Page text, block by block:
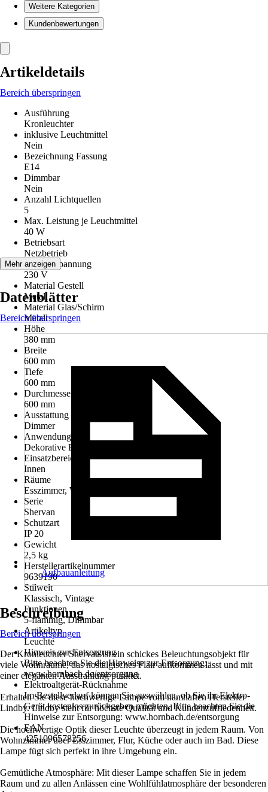
Weitere Kategorien
Kundenbewertungen
Artikeldetails
Bereich überspringen
Ausführung
Kronleuchter
inklusive Leuchtmittel
Nein
Bezeichnung Fassung
E14
Dimmbar
Nein
Anzahl Lichtquellen
5
Max. Leistung je Leuchtmittel
40 W
Betriebsart
Netzbetrieb
Betriebsspannung
230 V
Material Gestell
Metall
Material Glas/Schirm
Metall
Höhe
380 mm
Breite
600 mm
Tiefe
600 mm
Durchmesser
600 mm
Ausstattung
Dimmer
Anwendung
Dekorative Beleuchtung, Funktionale Beleuchtung
Einsatzbereich
Innen
Räume
Esszimmer, Wohnzimmer
Serie
Shervan
Schutzart
IP 20
Gewicht
2,5 kg
Herstellerartikelnummer
9639190
Stilwelt
Klassisch, Vintage
Funktionen
5-flammig, Dimmbar
Artikeltyp
Leuchte
Hinweis zur Entsorgung
Bitte beachten Sie die Hinweise zur Entsorgung:
www.hornbach.de/entsorgung
Elektroaltgerät-Rücknahme
Im Bestellverlauf können Sie auswählen, ob Sie ihr Elektro-
Gerät kostenlos zurückgeben möchten. Bitte beachten Sie die
Hinweise zur Entsorgung: www.hornbach.de/entsorgung
EAN
4251096578256
Mehr anzeigen
Datenblätter
Bereich überspringen
Aufbauanleitung
Beschreibung
Bereich überspringen
Der Kronleuchter Shervan ist ein schickes Beleuchtungsobjekt für
viele Wohnräume, das nostalgisches Flair aufkommen lässt und mit
einer eleganten Ausstrahlung punktet.
Erhalten Sie diese hochwertige Lampe vom namhaften Hersteller
Lindby. Lindby steht für höchste Qualität und Kundenzufriedenheit.
Die hochwertige Optik dieser Leuchte überzeugt in jedem Raum. Von
Wohnzimmer über Esszimmer, Flur, Küche oder auch im Bad. Diese
Lampe fügt sich perfekt in ihre Umgebung ein.
Gemütliche Atmosphäre: Mit dieser Lampe schaffen Sie in jedem
Raum und zu allen Anlässen eine Wohlfühlatmosphäre der besonderen